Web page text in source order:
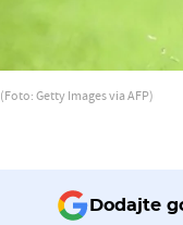
(Foto: Getty Images via AFP)
Dodajte